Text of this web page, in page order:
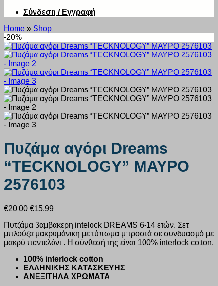
Σύνδεση / Εγγραφή
Home » Shop
-20%
Πυζάμα αγόρι Dreams
“TECKNOLOGY” ΜΑΥΡΟ
2576103
€20.00 Original
was:
€20.00.
€15.99Η
τιμή
είναι:
€15.99.
Πυτζάμα βαμβακερη intelock DREAMS 6-14 ετών. Σετ
μπλούζα μακρυμάνικη με τύπωμα μπροστά σε συνδυασμό με
μακρύ παντελόνι . Η σύνθεσή της είναι 100% interlock cotton.
100% interlock cotton
ΕΛΛΗΝΙΚΗΣ ΚΑΤΑΣΚΕΥΗΣ
ΑΝΕΞΙΤΗΛΑ ΧΡΩΜΑΤΑ